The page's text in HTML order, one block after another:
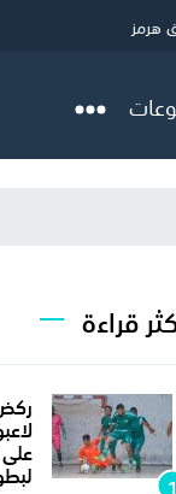
لشروط إي...
هرمز
قراءة